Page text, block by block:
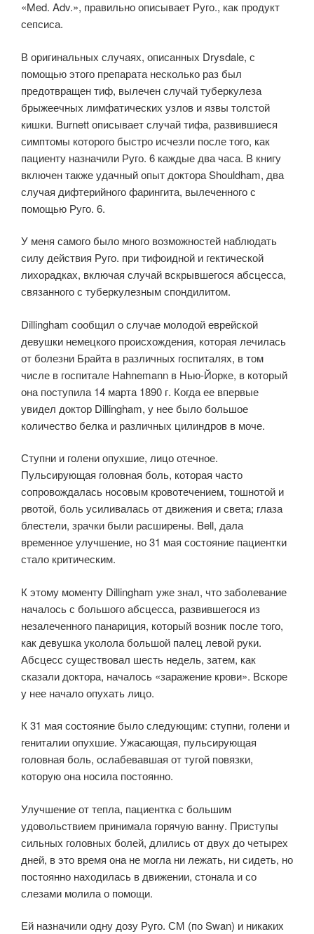
«Med. Adv.», правильно описывает Руго., как продукт
сепсиса.
В оригинальных случаях, описанных Drysdale, с
помощью этого препарата несколько раз был
предотвращен тиф, вылечен случай туберкулеза
брыжеечных лимфатических узлов и язвы толстой
кишки. Burnett описывает случай тифа, развившиеся
симптомы которого быстро исчезли после того, как
пациенту назначили Руго. 6 каждые два часа. В книгу
включен также удачный опыт доктора Shouldham, два
случая дифтерийного фарингита, вылеченного с
помощью Руго. 6.
У меня самого было много возможностей наблюдать
силу действия Руго. при тифоидной и гектической
лихорадках, включая случай вскрывшегося абсцесса,
связанного с туберкулезным спондилитом.
Dillingham сообщил о случае молодой еврейской
девушки немецкого происхождения, которая лечилась
от болезни Брайта в различных госпиталях, в том
числе в госпитале Hahnemann в Нью-Йорке, в который
она поступила 14 марта 1890 г. Когда ее впервые
увидел доктор Dillingham, у нее было большое
количество белка и различных цилиндров в моче.
Ступни и голени опухшие, лицо отечное.
Пульсирующая головная боль, которая часто
сопровождалась носовым кровотечением, тошнотой и
рвотой, боль усиливалась от движения и света; глаза
блестели, зрачки были расширены. Bell, дала
временное улучшение, но 31 мая состояние пациентки
стало критическим.
К этому моменту Dillingham уже знал, что заболевание
началось с большого абсцесса, развившегося из
незалеченного панариция, который возник после того,
как девушка уколола большой палец левой руки.
Абсцесс существовал шесть недель, затем, как
сказали доктора, началось «заражение крови». Вскоре
у нее начало опухать лицо.
К 31 мая состояние было следующим: ступни, голени и
гениталии опухшие. Ужасающая, пульсирующая
головная боль, ослабевавшая от тугой повязки,
которую она носила постоянно.
Улучшение от тепла, пациентка с большим
удовольствием принимала горячую ванну. Приступы
сильных головных болей, длились от двух до четырех
дней, в это время она не могла ни лежать, ни сидеть, но
постоянно находилась в движении, стонала и со
слезами молила о помощи.
Ей назначили одну дозу Руго. СМ (по Swan) и никаких